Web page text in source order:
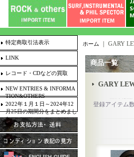
特定商取引法表示
LINK
レコード・CDなどの買取
NEW ENTRIES & INFORMA
TION&OTHERS
2022年１月１日～2024年12
月25日の期間分をまとめまし
た。
ホーム GARY
商品一覧
GARY
登録アイテム数